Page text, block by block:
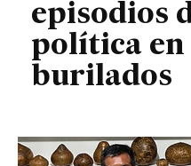
episodios
política en
burilados